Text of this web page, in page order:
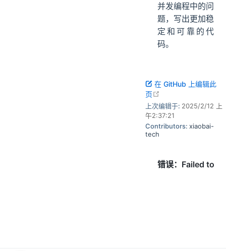
并发编程中的问
题，写出更加稳
定和可靠的代
码。
在 GitHub 上编辑此
页
上次编辑于: 2025/2/12 上
午2:37:21
Contributors: xiaobai-
tech